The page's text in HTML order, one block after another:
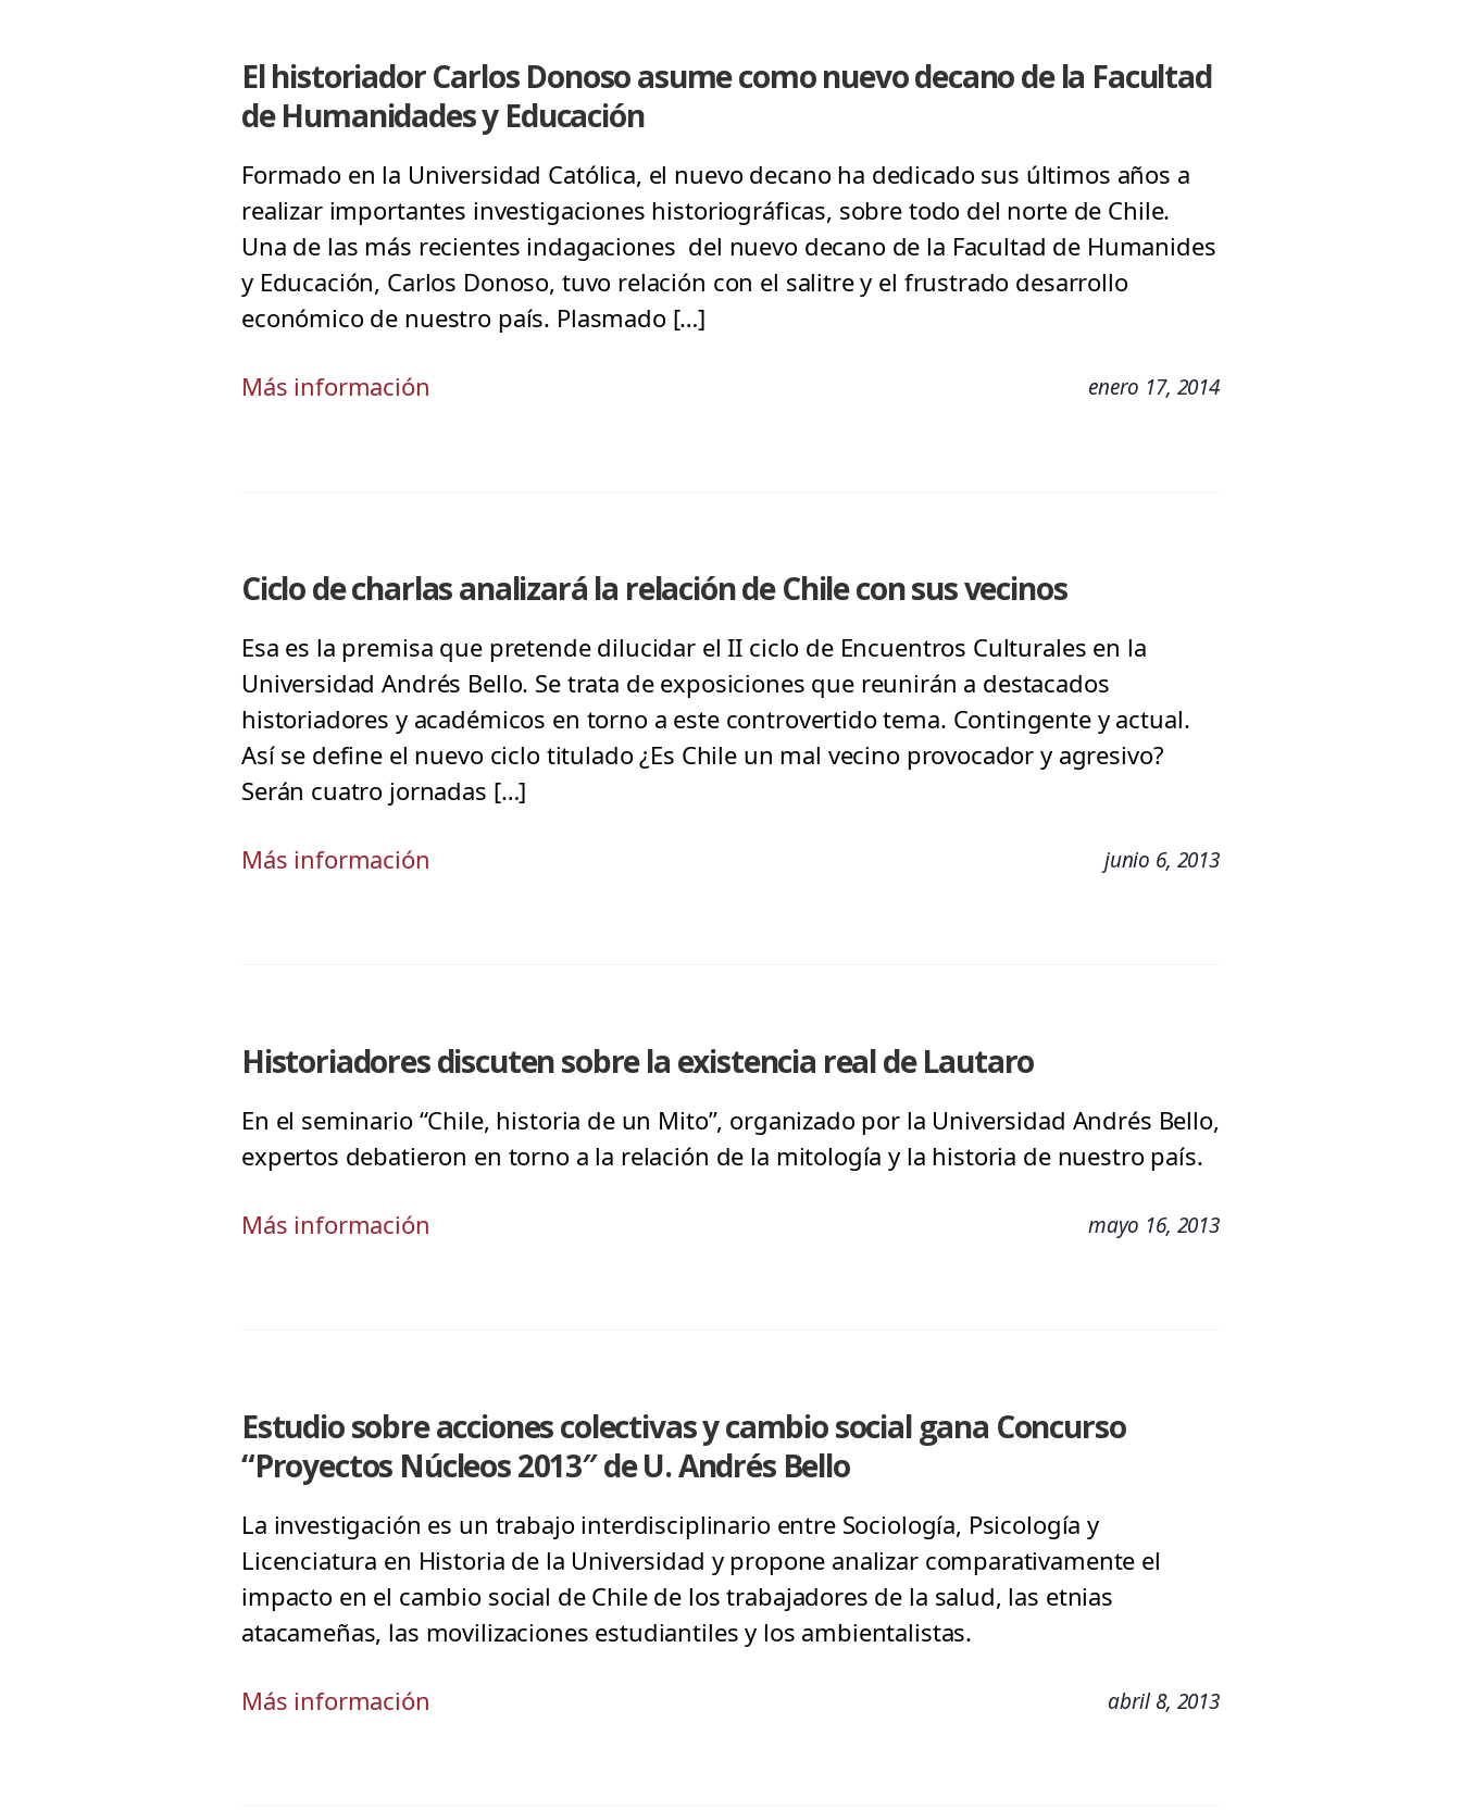
El historiador Carlos Donoso asume como nuevo decano de la Facultad
de Humanidades y Educación
Formado en la Universidad Católica, el nuevo decano ha dedicado sus últimos años a
realizar importantes investigaciones historiográficas, sobre todo del norte de Chile.
Una de las más recientes indagaciones del nuevo decano de la Facultad de Humanides
y Educación, Carlos Donoso, tuvo relación con el salitre y el frustrado desarrollo
económico de nuestro país. Plasmado […]
Más información enero 17, 2014
Ciclo de charlas analizará la relación de Chile con sus vecinos
Esa es la premisa que pretende dilucidar el II ciclo de Encuentros Culturales en la
Universidad Andrés Bello. Se trata de exposiciones que reunirán a destacados
historiadores y académicos en torno a este controvertido tema. Contingente y actual.
Así se define el nuevo ciclo titulado ¿Es Chile un mal vecino provocador y agresivo?
Serán cuatro jornadas […]
Más información junio 6, 2013
Historiadores discuten sobre la existencia real de Lautaro
En el seminario “Chile, historia de un Mito”, organizado por la Universidad Andrés Bello,
expertos debatieron en torno a la relación de la mitología y la historia de nuestro país.
Más información mayo 16, 2013
Estudio sobre acciones colectivas y cambio social gana Concurso
“Proyectos Núcleos 2013″ de U. Andrés Bello
La investigación es un trabajo interdisciplinario entre Sociología, Psicología y
Licenciatura en Historia de la Universidad y propone analizar comparativamente el
impacto en el cambio social de Chile de los trabajadores de la salud, las etnias
atacameñas, las movilizaciones estudiantiles y los ambientalistas.
Más información abril 8, 2013